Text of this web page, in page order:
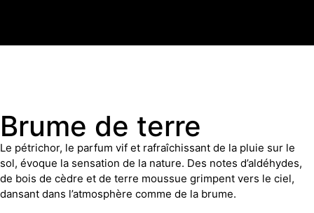
Brume de terre
Le pétrichor, le parfum vif et rafraîchissant de la pluie sur le
sol, évoque la sensation de la nature. Des notes d’aldéhydes,
de bois de cèdre et de terre moussue grimpent vers le ciel,
dansant dans l’atmosphère comme de la brume.